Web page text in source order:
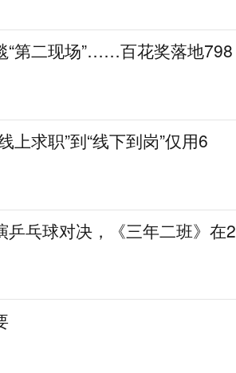
“第二现场”……百花奖落地798
上求职”到“线下到岗”仅用6
乓球对决，《三年二班》在2